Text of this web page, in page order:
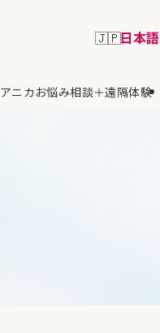
アニカお悩み相談＋遠隔体験
日本語